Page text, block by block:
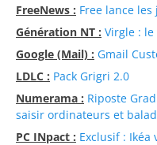
FreeNews : Free lance les
Génération NT : Virgle :
Google (Mail) : Gmail
LDLC : Pack Grigri 2.0
Numerama : Riposte
saisir ordinateurs et
PC INpact : Exclusif :